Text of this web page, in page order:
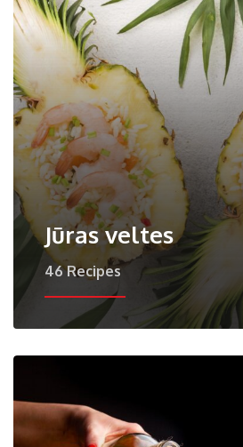
Jūras veltes
46 Recipes